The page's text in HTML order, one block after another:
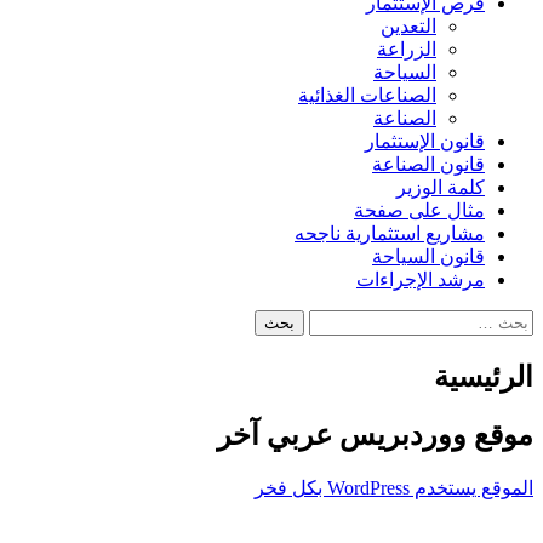
التعدين
الزراعة
السياحة
الصناعات الغذائية
الصناعة
قانون الإستثمار
قانون الصناعة
كلمة الوزير
مثال على صفحة
مشاريع استثمارية ناجحه
قانون السياحة
مرشد الإجراءات
البحث
الرئيسية
موقع ووردبريس عربي آخر
الموقع يستخدم WordPress بكل فخر